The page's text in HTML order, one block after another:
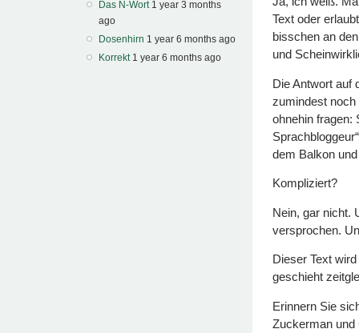
Das N-Wort 1 year 3 months
ago
Dosenhirn 1 year 6 months ago
Korrekt 1 year 6 months ago
Text oder
bisschen an
und
Die Antwort auf
zumindest noch
ohnehin fragen:
dem Balkon
Kompliziert?
Nein, gar nicht.
versprochen.
Dieser Text
geschieht
Erinnern Sie
Zuckerman und